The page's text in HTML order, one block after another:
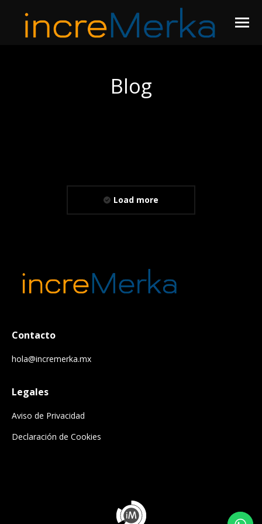
Blog
Load more
Contacto
hola@incremerka.mx
Legales
Aviso de Privacidad
Declaración de Cookies